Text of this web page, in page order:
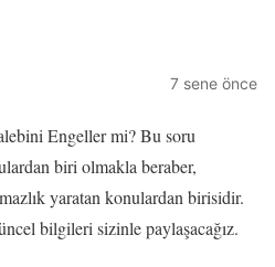
7 sene önce
Engeller mi? Bu soru
biri olmakla beraber,
yaratan konulardan birisidir.
bilgileri sizinle paylaşacağız.